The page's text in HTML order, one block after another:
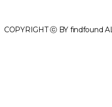
COPYRIGHT ⓒ BY findfound